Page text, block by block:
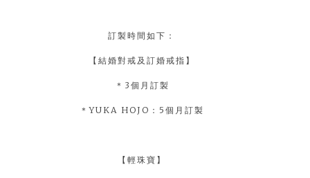
訂製時間如下：
【結婚對戒及訂婚戒指】
＊3個月訂製
＊YUKA HOJO：5個月訂製
【輕珠寶】